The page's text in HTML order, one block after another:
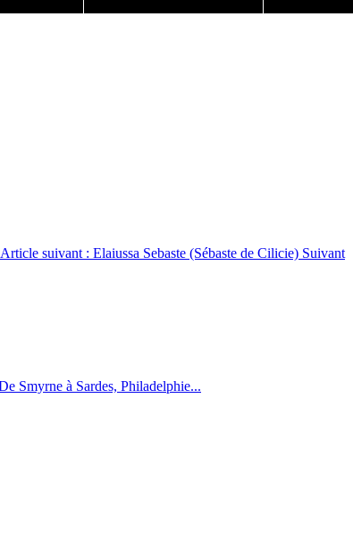
Article suivant : Elaiussa Sebaste (Sébaste de Cilicie) Suivant
Smyrne à Sardes, Philadelphie...